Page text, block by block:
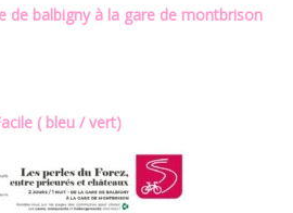
de balbigny à la gare de montbrison
( bleu / vert)